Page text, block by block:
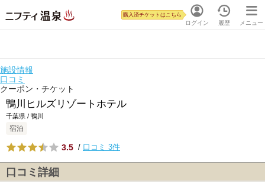
ログイン
購入済チケットはこちら
履歴 メニュー
施設情報
口コミ
クーポン・チケット
鴨川ヒルズリゾートホテル
千葉県 / 鴨川
宿泊
3.5 / 口コミ 3件
口コミ詳細